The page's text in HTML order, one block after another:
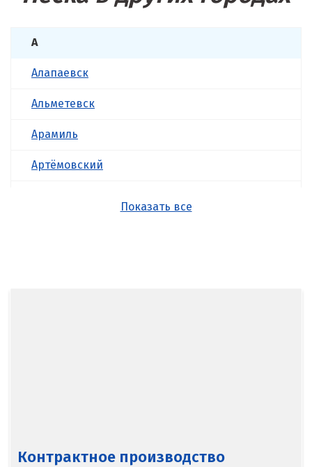
А
Алапаевск
Альметевск
Арамиль
Артёмовский
Показать все
Контрактное производство